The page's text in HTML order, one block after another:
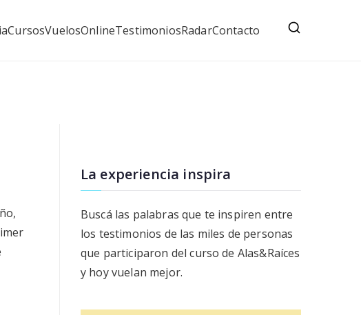
CursosVuelosOnlineTestimoniosRadarContacto
La experiencia inspira
Buscá las palabras que te inspiren entre
los testimonios de las miles de personas
que participaron del curso de Alas&Raíces
y hoy vuelan mejor.